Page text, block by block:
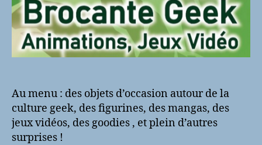
Au menu : des objets d’occasion autour de la
culture geek, des figurines, des mangas, des
jeux vidéos, des goodies , et plein d’autres
surprises !